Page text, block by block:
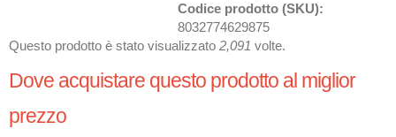
Codice prodotto (SKU):
8032774629875
Questo prodotto è stato visualizzato 2,091 volte.
Dove acquistare questo prodotto al miglior
prezzo